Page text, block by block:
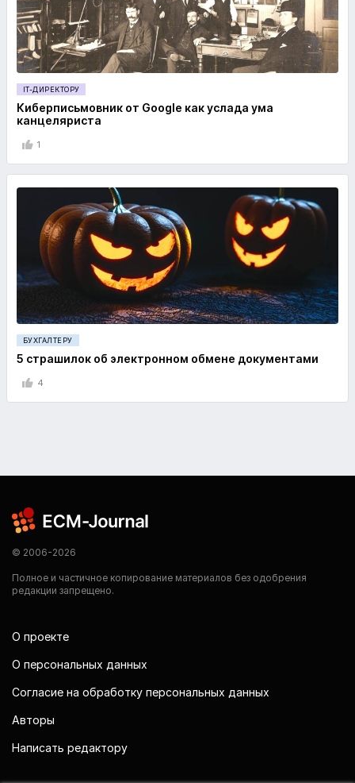
IT-ДИРЕКТОРУ
Киберписьмовник от Google как услада ума
канцеляриста
1
БУХГАЛТЕРУ
5 страшилок об электронном обмене документами
4
© 2006-2026
Полное и частичное копирование материалов без одобрения
редакции запрещено.
О проекте
О персональных данных
Согласие на обработку персональных данных
Авторы
Написать редактору